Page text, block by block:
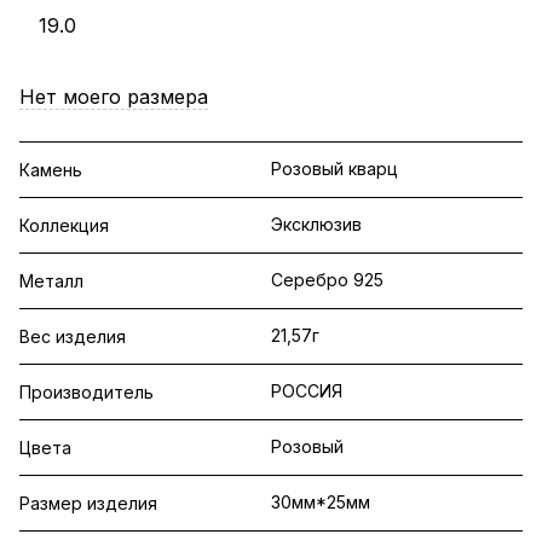
19.0
Нет моего размера
Камень Розовый кварц
Коллекция Эксклюзив
Металл Серебро 925
Вес изделия 21,57г
Производитель РОССИЯ
Цвета Розовый
Размер изделия 30мм*25мм